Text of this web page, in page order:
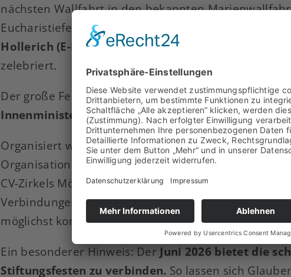
nächsten Wallfahrt in den bekannten
Eucharistiefeier wird von unserem vormaligen CV-
Hollerich (E-Rh), Erzbischof von Luxemburg und
zelebriert.
Der große Festkommers im Rahmen der Wallfahrt
Innenministers, Cbr Joachim Herrmann (FcC),
Organisiert wird die CV-Wallfahrt Kevelaer 2026
Organisationskomitee unter Vorsitz von
CV-Zirkels Mönchengladbach. Bereits jetzt ergeht die
Verbindungen und Zirkel, den Termin frühzeitig in
möglichst korporativ teilzunehmen.
Ein besonderer Hinweis: Der Juni 2026 bietet die
Stiftungsfesten zu verbinden. So lassen sich